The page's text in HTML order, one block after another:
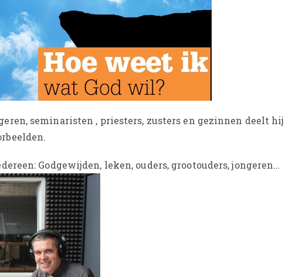
seminaristen , priesters, zusters en gezinnen deelt hij
Godgewijden, leken, ouders, grootouders, jongeren…